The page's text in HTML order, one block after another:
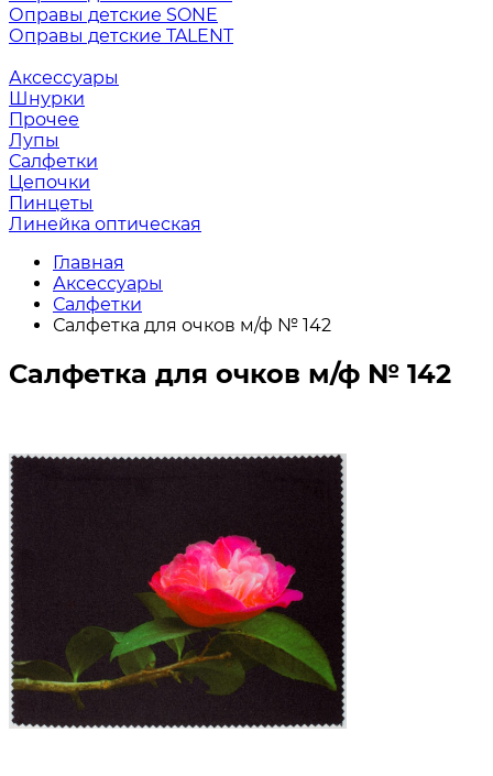
Оправы детские SONE
Оправы детские TALENT
Аксессуары
Шнурки
Прочее
Лупы
Салфетки
Цепочки
Пинцеты
Линейка оптическая
Главная
Аксессуары
Салфетки
Салфетка для очков м/ф № 142
Салфетка для очков м/ф № 142